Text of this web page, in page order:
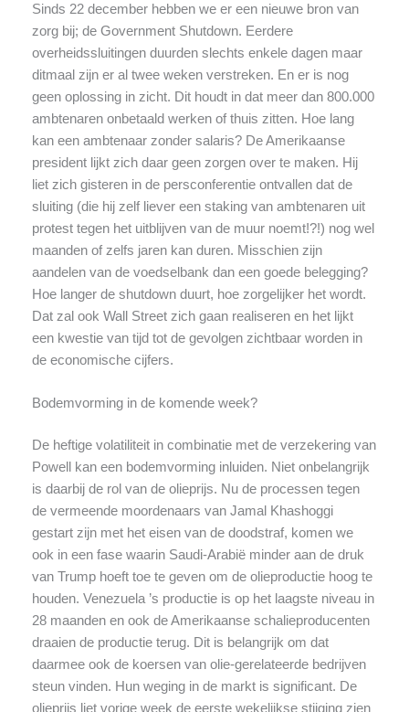
Sinds 22 december hebben we er een nieuwe bron van
zorg bij; de Government Shutdown. Eerdere
overheidssluitingen duurden slechts enkele dagen maar
ditmaal zijn er al twee weken verstreken. En er is nog
geen oplossing in zicht. Dit houdt in dat meer dan 800.000
ambtenaren onbetaald werken of thuis zitten. Hoe lang
kan een ambtenaar zonder salaris? De Amerikaanse
president lijkt zich daar geen zorgen over te maken. Hij
liet zich gisteren in de persconferentie ontvallen dat de
sluiting (die hij zelf liever een staking van ambtenaren uit
protest tegen het uitblijven van de muur noemt!?!) nog wel
maanden of zelfs jaren kan duren. Misschien zijn
aandelen van de voedselbank dan een goede belegging?
Hoe langer de shutdown duurt, hoe zorgelijker het wordt.
Dat zal ook Wall Street zich gaan realiseren en het lijkt
een kwestie van tijd tot de gevolgen zichtbaar worden in
de economische cijfers.
Bodemvorming in de komende week?
De heftige volatiliteit in combinatie met de verzekering van
Powell kan een bodemvorming inluiden. Niet onbelangrijk
is daarbij de rol van de olieprijs. Nu de processen tegen
de vermeende moordenaars van Jamal Khashoggi
gestart zijn met het eisen van de doodstraf, komen we
ook in een fase waarin Saudi-Arabië minder aan de druk
van Trump hoeft toe te geven om de olieproductie hoog te
houden. Venezuela ’s productie is op het laagste niveau in
28 maanden en ook de Amerikaanse schalieproducenten
draaien de productie terug. Dit is belangrijk om dat
daarmee ook de koersen van olie-gerelateerde bedrijven
steun vinden. Hun weging in de markt is significant. De
olieprijs liet vorige week de eerste wekelijkse stijging zien